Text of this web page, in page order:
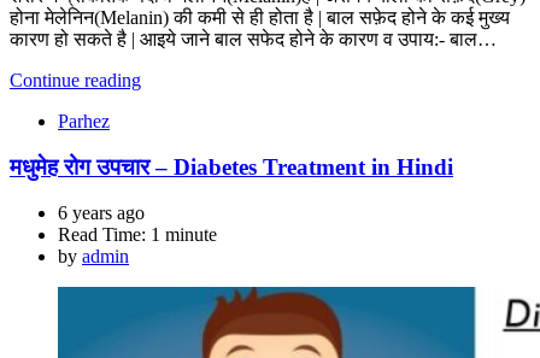
होना मेलेनिन(Melanin) की कमी से ही होता है | बाल सफ़ेद होने के कई मुख्य
कारण हो सकते है | आइये जाने बाल सफेद होने के कारण व उपाय:- बाल…
Continue reading
Parhez
मधुमेह रोग उपचार – Diabetes Treatment in Hindi
6 years ago
Read Time: 1 minute
by admin